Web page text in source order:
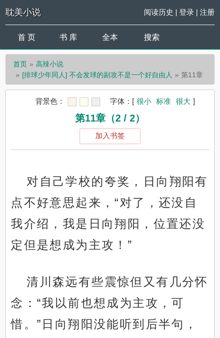
耽美小说 阅读历史 | 登录| 注册
首 页 书 库 全本 搜索
首页
高辣小说
[排球少年同人] 不会发球的副攻不是一个好自由人
第11章
背景色： 字体： [ 很小 标准 很大 ]
第11章（2 / 2）
加入书签
对自己学校的夸奖，日向翔阳有
点不好意思起来，“对了，还没自
我介绍，我是日向翔阳，位置还没
定但是想成为主攻！”
清川森远有些震惊但又有几分怀
念：“我以前也想成为主攻，可
惜。”日向翔阳没能听到后半句，